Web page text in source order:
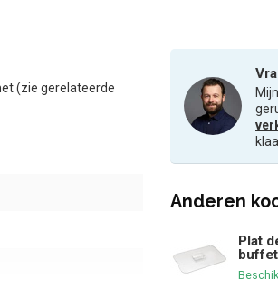
(zie gerelateerde
Anderen
Plat